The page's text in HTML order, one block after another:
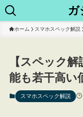
ガ
ホーム スマホスペック解説
【スペック
能も若干高い
スマホスペック解説